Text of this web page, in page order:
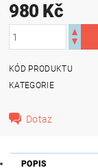
980 Kč
KÓD PRODUKTU
KATEGORIE
Dotaz
POPIS